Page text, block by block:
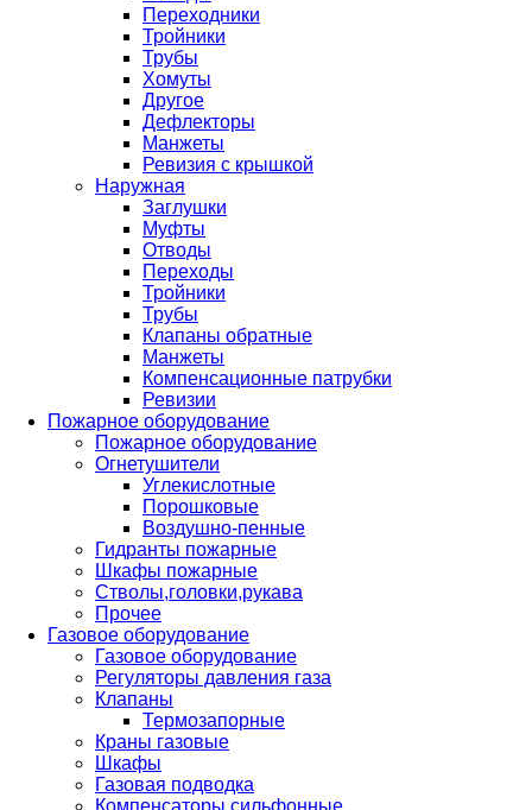
Переходники
Тройники
Трубы
Хомуты
Другое
Дефлекторы
Манжеты
Ревизия с крышкой
Наружная
Заглушки
Муфты
Отводы
Переходы
Тройники
Трубы
Клапаны обратные
Манжеты
Компенсационные патрубки
Ревизии
Пожарное оборудование
Пожарное оборудование
Огнетушители
Углекислотные
Порошковые
Воздушно-пенные
Гидранты пожарные
Шкафы пожарные
Стволы,головки,рукава
Прочее
Газовое оборудование
Газовое оборудование
Регуляторы давления газа
Клапаны
Термозапорные
Краны газовые
Шкафы
Газовая подводка